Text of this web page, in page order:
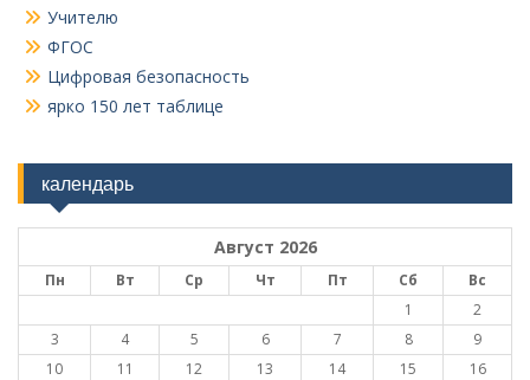
Учителю
ФГОС
Цифровая безопасность
ярко 150 лет таблице
календарь
Август 2026
Пн Вт Ср Чт Пт Сб
Вс
1
2
3
4 5 6 7 8
9
10
11 12 13 14 15
16